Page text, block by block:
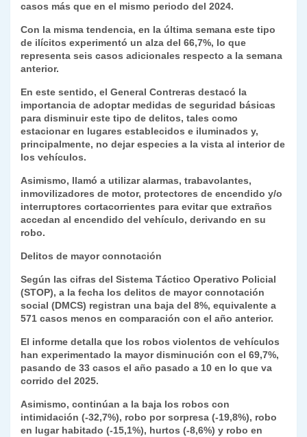
casos más que en el mismo periodo del 2024.
Con la misma tendencia, en la última semana este tipo
de ilícitos experimentó un alza del 66,7%, lo que
representa seis casos adicionales respecto a la semana
anterior.
En este sentido, el General Contreras destacó la
importancia de adoptar medidas de seguridad básicas
para disminuir este tipo de delitos, tales como
estacionar en lugares establecidos e iluminados y,
principalmente, no dejar especies a la vista al interior de
los vehículos.
Asimismo, llamó a utilizar alarmas, trabavolantes,
inmovilizadores de motor, protectores de encendido y/o
interruptores cortacorrientes para evitar que extraños
accedan al encendido del vehículo, derivando en su
robo.
Delitos de mayor connotación
Según las cifras del Sistema Táctico Operativo Policial
(STOP), a la fecha los delitos de mayor connotación
social (DMCS) registran una baja del 8%, equivalente a
571 casos menos en comparación con el año anterior.
El informe detalla que los robos violentos de vehículos
han experimentado la mayor disminución con el 69,7%,
pasando de 33 casos el año pasado a 10 en lo que va
corrido del 2025.
Asimismo, continúan a la baja los robos con
intimidación (-32,7%), robo por sorpresa (-19,8%), robo
en lugar habitado (-15,1%), hurtos (-8,6%) y robo en